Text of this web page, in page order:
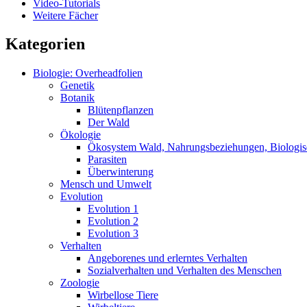
Video-Tutorials
Weitere Fächer
Kategorien
Biologie: Overheadfolien
Genetik
Botanik
Blütenpflanzen
Der Wald
Ökologie
Ökosystem Wald, Nahrungsbeziehungen,
Parasiten
Überwinterung
Mensch und Umwelt
Evolution
Evolution 1
Evolution 2
Evolution 3
Verhalten
Angeborenes und erlerntes Verhalten
Sozialverhalten und Verhalten des Menschen
Zoologie
Wirbellose Tiere